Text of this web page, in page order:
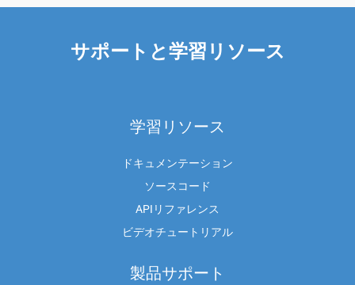
サポートと学習リソース
学習リソース
ドキュメンテーション
ソースコード
APIリファレンス
ビデオチュートリアル
製品サポート